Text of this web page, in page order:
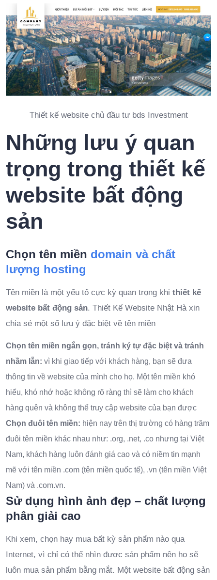
Thiết kế website chủ đầu tư bds Investment
Những lưu ý quan
trọng trong thiết kế
website bất động
sản
Chọn tên miền domain và chất
lượng hosting
Tên miền là một yếu tố cực kỳ quan trọng khi thiết kế
website bất động sản. Thiết Kế Website Nhật Hà xin
chia sẻ một số lưu ý đặc biệt về tên miền
Chọn tên miền ngắn gọn, tránh ký tự đặc biệt và tránh
nhầm lẫn: vì khi giao tiếp với khách hàng, bạn sẽ đưa
thông tin về website của mình cho họ. Một tên miền khó
hiểu, khó nhớ hoặc không rõ ràng thì sẽ làm cho khách
hàng quên và không thể truy cập website của bạn được
Chọn đuôi tên miền: hiện nay trên thị trường có hàng trăm
đuôi tên miền khác nhau như: .org, .net, .co nhưng tại Việt
Nam, khách hàng luôn đánh giá cao và có niềm tin mạnh
mẽ với tên miền .com (tên miền quốc tế), .vn (tên miền Việt
Nam) và .com.vn.
Sử dụng hình ảnh đẹp – chất lượng
phân giải cao
Khi xem, chọn hay mua bất kỳ sản phẩm nào qua
Internet, vì chỉ có thể nhìn được sản phẩm nên họ sẽ
luôn mua sản phẩm bằng mắt. Một website bất động sản